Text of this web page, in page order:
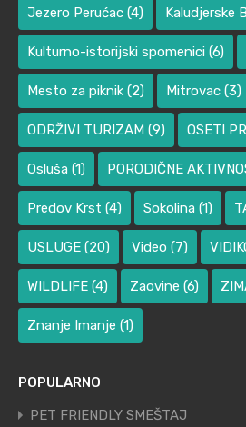
Jezero Perućac (4) Kaludjerske
Kulturno-istorijski spomenici (6)
Mesto za piknik (2) Mitrovac (3)
ODRŽIVI TURIZAM (9) OSETI
Osluša (1) PORODIČNE
Predov Krst (4) Sokolina (1)
USLUGE (20) Video (7)
WILDLIFE (4) Zaovine (6)
Znanje Imanje (1)
POPULARNO
PET FRIENDLY SMEŠTAJ